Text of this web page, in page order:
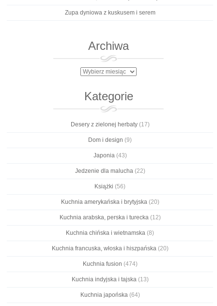
Zupa dyniowa z kuskusem i serem
Archiwa
Archiwa
Kategorie
Desery z zielonej herbaty(17)
Dom i design (9)
Japonia(43)
Jedzenie dla malucha(22)
Książki (56)
Kuchnia amerykańska i brytyjska(20)
Kuchnia arabska, perska i turecka(12)
Kuchnia chińska i wietnamska (8)
Kuchnia francuska, włoska i hiszpańska(20)
Kuchnia fusion (474)
Kuchnia indyjska i tajska(13)
Kuchnia japońska(64)